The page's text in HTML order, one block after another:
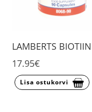
LAMBERTS
17.95€
Lisa ostukorvi